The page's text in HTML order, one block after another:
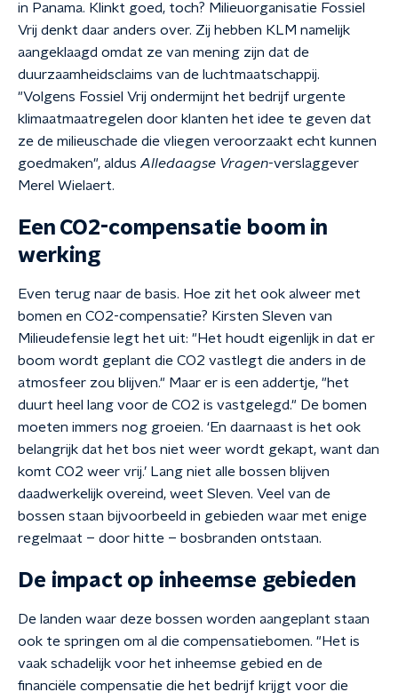
in Panama. Klinkt goed, toch? Milieuorganisatie Fossiel
Vrij denkt daar anders over. Zij hebben KLM namelijk
aangeklaagd omdat ze van mening zijn dat de
duurzaamheidsclaims van de luchtmaatschappij.
"Volgens Fossiel Vrij ondermijnt het bedrijf urgente
klimaatmaatregelen door klanten het idee te geven dat
ze de milieuschade die vliegen veroorzaakt echt kunnen
goedmaken", aldus Alledaagse Vragen-verslaggever
Merel Wielaert.
Een CO2-compensatie boom in
werking
Even terug naar de basis. Hoe zit het ook alweer met
bomen en CO2-compensatie? Kirsten Sleven van
Milieudefensie legt het uit: "Het houdt eigenlijk in dat er
boom wordt geplant die CO2 vastlegt die anders in de
atmosfeer zou blijven." Maar er is een addertje, "het
duurt heel lang voor de CO2 is vastgelegd." De bomen
moeten immers nog groeien. ‘En daarnaast is het ook
belangrijk dat het bos niet weer wordt gekapt, want dan
komt CO2 weer vrij.’ Lang niet alle bossen blijven
daadwerkelijk overeind, weet Sleven. Veel van de
bossen staan bijvoorbeeld in gebieden waar met enige
regelmaat – door hitte – bosbranden ontstaan.
De impact op inheemse gebieden
De landen waar deze bossen worden aangeplant staan
ook te springen om al die compensatiebomen. "Het is
vaak schadelijk voor het inheemse gebied en de
financiële compensatie die het bedrijf krijgt voor die